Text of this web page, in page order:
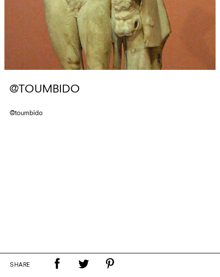
@TOUMBIDO
@toumbido
SHARE